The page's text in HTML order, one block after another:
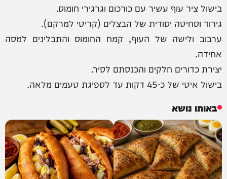
בישול ציר עוף עשיר עם כורכום וגרגירי חומוס.
גירוד וסחיטה יסודית של הבצלים (קריטי למרקם).
ערבוב ולישה של העוף, קמח החומוס והתבלינים למסה
אחידה.
יצירת כדורים חלקים והכנסתם לסיר.
בישול איטי של כ-45 דקות עד לספיגת טעמים מלאה.
באותו נושא